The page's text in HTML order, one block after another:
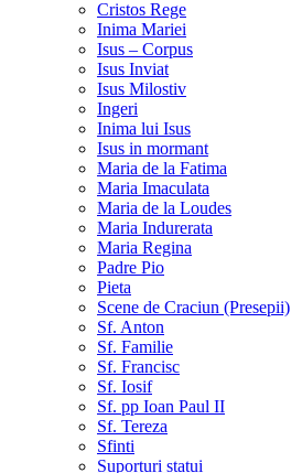
Cristos Rege
Inima Mariei
Isus – Corpus
Isus Inviat
Isus Milostiv
Ingeri
Inima lui Isus
Isus in mormant
Maria de la Fatima
Maria Imaculata
Maria de la Loudes
Maria Indurerata
Maria Regina
Padre Pio
Pieta
Scene de Craciun (Presepii)
Sf. Anton
Sf. Familie
Sf. Francisc
Sf. Iosif
Sf. pp Ioan Paul II
Sf. Tereza
Sfinti
Suporturi statui